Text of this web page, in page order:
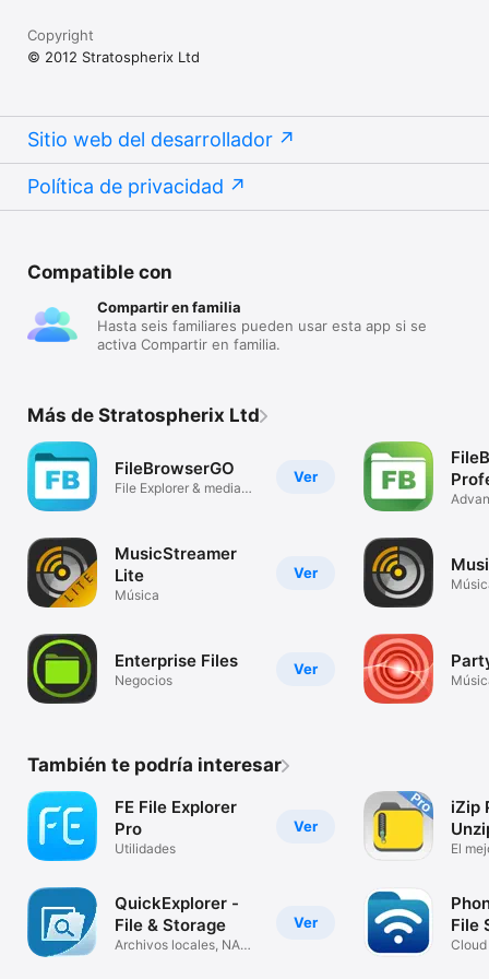
Copyright
© 2012 Stratospherix Ltd
Sitio web del desarrollador
Política de privacidad
Compatible con
Compartir en familia
Hasta seis familiares pueden usar esta app si se
activa Compartir en familia.
Más de Stratospherix Ltd
Ver
FileBrowserGO
File Explorer & media
Ver
MusicStreamer
Lite
Música
Ver
Enterprise Files
Negocios
También te podría interesar
Ver
FE File Explorer
Pro
Utilidades
Ver
QuickExplorer -
File & Storage
Archivos locales, NAS
iZip
El
File